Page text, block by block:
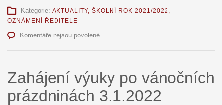
Kategorie: AKTUALITY, ŠKOLNÍ ROK 2021/2022 ,
OZNÁMENÍ ŘEDITELE
Komentáře nejsou povolenéu
Aktuální
informace
k
Zahájení výuky po vánočních
prázdninách 3.1.2022